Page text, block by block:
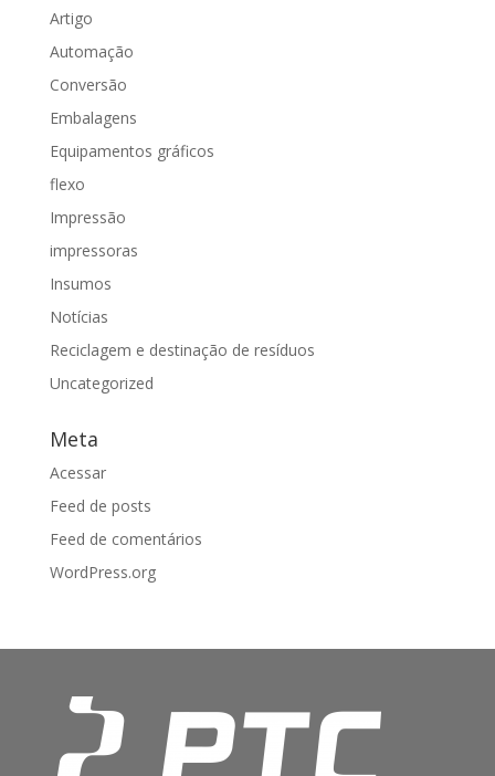
Artigo
Automação
Conversão
Embalagens
Equipamentos gráficos
flexo
Impressão
impressoras
Insumos
Notícias
Reciclagem e destinação de resíduos
Uncategorized
Meta
Acessar
Feed de posts
Feed de comentários
WordPress.org